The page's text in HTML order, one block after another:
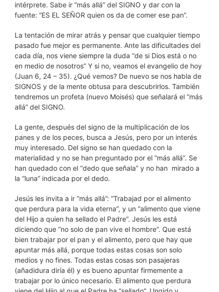
intérprete. Sabe ir “más allá” del SIGNO y dar con la
fuente: “ES EL SEÑOR quien os da de comer ese pan”.
La tentación de mirar atrás y pensar que cualquier tiempo
pasado fue mejor es permanente. Ante las dificultades del
cada día, nos viene siempre la duda “de si Dios está o no
en medio de nosotros” Y si no, veamos el evangelio de hoy
(Juan 6, 24 – 35). ¿Qué vemos? De nuevo se nos habla de
SIGNOS y de la mente obtusa para descubrirlos. También
tendremos un profeta (nuevo Moisés) que señalará el “más
allá” del SIGNO.
La gente, después del signo de la multiplicación de los
panes y de los peces, busca a Jesús, pero por un interés
muy interesado. Del signo se han quedado con la
materialidad y no se han preguntado por el “más allá”. Se
han quedado con el “dedo que señala” y no han mirado a
la “luna” indicada por el dedo.
Jesús les invita a ir “más allá”: “Trabajad por el alimento
que perdura para la vida eterna”, y un “alimento que viene
del Hijo a quien ha sellado el Padre”. Jesús les está
diciendo que “no solo de pan vive el hombre”. Que está
bien trabajar por el pan y el alimento, pero que hay que
apuntar más allá, porque todas estas cosas son solo
medios y no fines. Todas estas cosas son pasajeras
(añadidura diría él) y es bueno apuntar firmemente a
trabajar por lo único necesario. El alimento que perdura